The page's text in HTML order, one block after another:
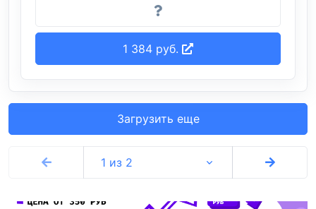
1 384 руб.
Загрузить еще
1 из 2